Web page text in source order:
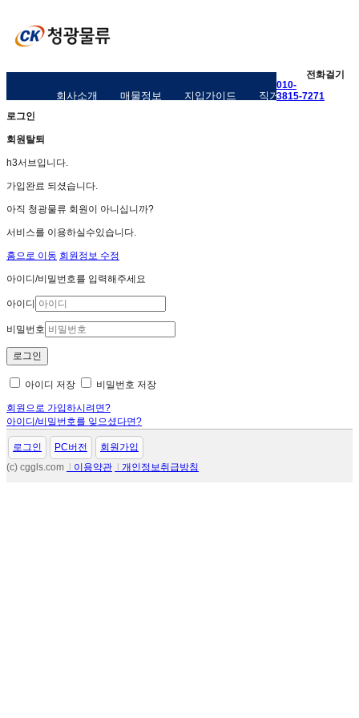
전화걸기
010-
3815-7271
회사소개 매물정보 지입가이드 직거래구인구직
로그인
회원탈퇴
h3서브입니다.
가입완료 되셨습니다.
아직 청광물류 회원이 아니십니까?
서비스를 이용하실수있습니다.
홈으로 이동 회원정보 수정
아이디/비밀번호를 입력해주세요
아이디
비밀번호
아이디 저장 비밀번호 저장
회원으로 가입하시려면?
아이디/비밀번호를 잊으셨다면?
로그인 PC버전
회원가입
(c) cggls.com
이용약관 개인정보취급방침